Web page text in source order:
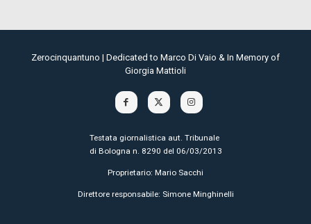
Zerocinquantuno | Dedicated to Marco Di Vaio & In Memory of
Giorgia Mattioli
Testata giornalistica aut. Tribunale
di Bologna n. 8290 del 06/03/2013
Proprietario: Mario Sacchi
Direttore responsabile: Simone Minghinelli